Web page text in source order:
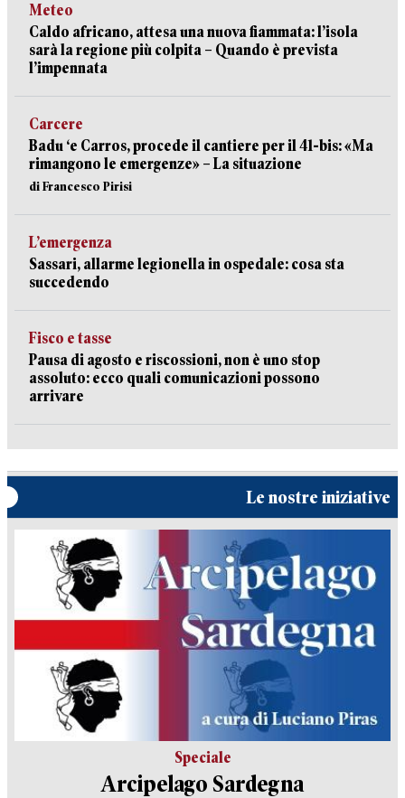
Meteo
Caldo africano, attesa una nuova fiammata: l’isola
sarà la regione più colpita – Quando è prevista
l’impennata
Carcere
Badu ‘e Carros, procede il cantiere per il 41-bis: «Ma
rimangono le emergenze» – La situazione
di Francesco Pirisi
L’emergenza
Sassari, allarme legionella in ospedale: cosa sta
succedendo
Fisco e tasse
Pausa di agosto e riscossioni, non è uno stop
assoluto: ecco quali comunicazioni possono
arrivare
Le nostre iniziative
Speciale
Arcipelago Sardegna